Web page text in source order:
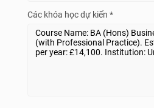
Các khóa học dự kiến *